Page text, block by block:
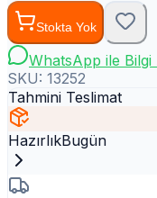
Stokta Yok
WhatsApp ile Bilgi
SKU: 13252
Tahmini Teslimat
HazırlıkBugün